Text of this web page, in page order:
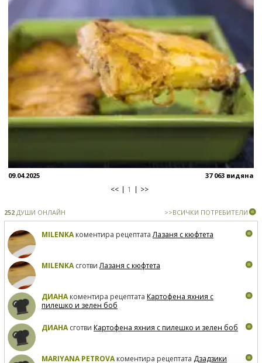
09.04.2025 37 063 видяна
<< 1 >>
252 ДУШИ ОНЛАЙН >>ВСИЧКИ ПОТРЕБИТЕЛИ
MILENKAкоментира рецептатаЛазаня с кюфтета
MILENKAсготвиЛазаня с кюфтета
ДИАНАкоментира рецептата Картофена яхния с
пилешко и зелен боб
ДИАНАсготви Картофена яхния с пилешко и зелен боб
MARIYANA PETROVAкоментира рецептата Дзадзики